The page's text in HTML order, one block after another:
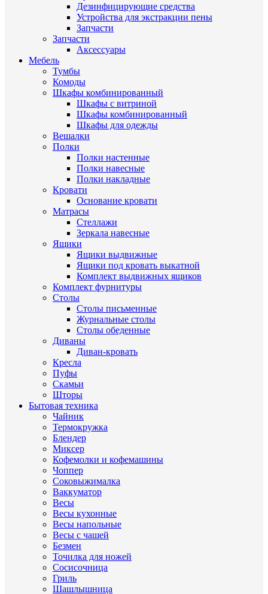
Дезинфицирующие средства
Устройства для экстракции пены
Запчасти
Запчасти
Аксессуары
Мебель
Тумбы
Комоды
Шкафы комбинированный
Шкафы с витриной
Шкафы комбинированный
Шкафы для одежды
Вешалки
Полки
Полки настенные
Полки навесные
Полки накладные
Кровати
Основание кровати
Матрасы
Стеллажи
Зеркала навесные
Ящики
Ящики выдвижные
Ящики под кровать выкатной
Комплект выдвижных ящиков
Комплект фурнитуры
Столы
Столы письменные
Журнальные cтолы
Столы обеденные
Диваны
Диван-кровать
Кресла
Пуфы
Скамьи
Шторы
Бытовая техника
Чайник
Термокружка
Блендер
Миксер
Кофемолки и кофемашины
Чоппер
Соковыжималка
Ваккуматор
Весы
Весы кухонные
Весы напольные
Весы с чашей
Безмен
Точилка для ножей
Сосисочница
Гриль
Шашлышница